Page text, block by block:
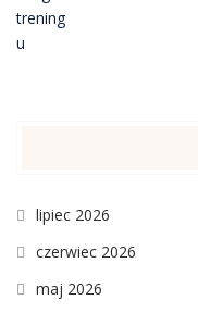
lipiec 2026
czerwiec 2026
maj 2026